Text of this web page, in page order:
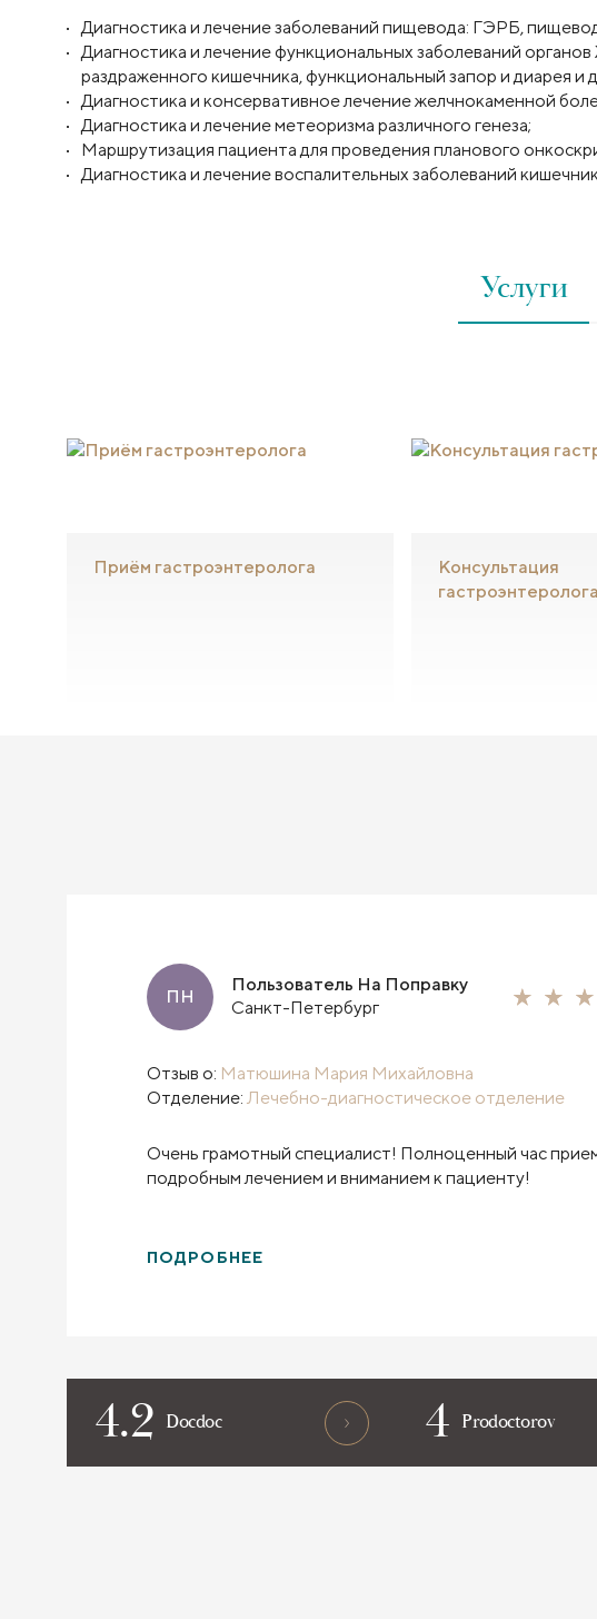
Диагностика и лечение заболеваний пищевода: ГЭРБ,
Диагностика и лечение функциональных заболеваний
раздраженного кишечника, функциональный запор и диарея и
Диагностика и консервативное лечение желчнокаменной
Диагностика и лечение метеоризма различного генеза;
Маршрутизация пациента для проведения планового
Диагностика и лечение воспалительных заболеваний
Услуги
Приём гастроэнтеролога
Консультация
гастроэнтеролога
ПН
Пользователь На Поправку
Санкт-Петербург
Отзыв о: Матюшина Мария Михайловна
Отделение: Лечебно-диагностическое отделение
Очень грамотный специалист! Полноценный час
подробным лечением и вниманием к пациенту!
ПОДРОБНЕЕ
4.2 Docdoc 4 Prodoctorov